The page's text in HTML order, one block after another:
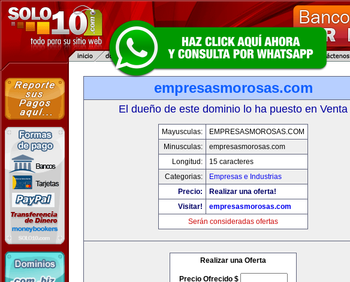
empresasmorosas.com
El dueño de este dominio lo ha puesto en Venta
Mayusculas:
EMPRESASMOROSAS.COM
Minusculas:
empresasmorosas.com
Longitud:
15 caracteres
Categorias:
Empresas e Industrias
Precio:
Realizar una oferta!
Visitar!
empresasmorosas.com
Serán consideradas ofertas
Realizar una Oferta
Precio Ofrecido $